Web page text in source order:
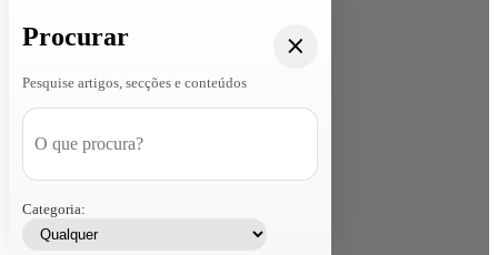
Procurar
Pesquise artigos, secções e conteúdos
Categoria: